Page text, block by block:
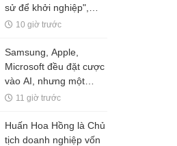
sử để khởi nghiệp",
nhiều người thất bại chỉ
cũng hiểu nhưng ít khi
vượt qua được
10 giờ trước
Samsung, Apple,
Microsoft đều đặt cược
vào AI, nhưng một
nghịch lý đang xuất
phải lúc nào cũng dùng
11 giờ trước
Huấn Hoa Hồng là Chủ
tịch doanh nghiệp vốn